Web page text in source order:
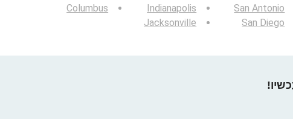
San Antonio
San Diego
Indianapolis
Jacksonville
Columbus